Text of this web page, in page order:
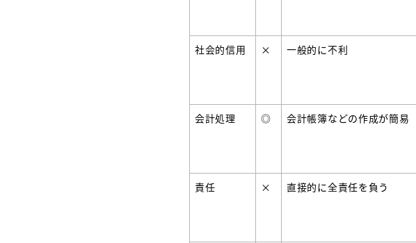
社会的信用
× 一般的に不利
会計処理 ◎ 会計帳簿などの作成が簡易
責任 × 直接的に全責任を負う